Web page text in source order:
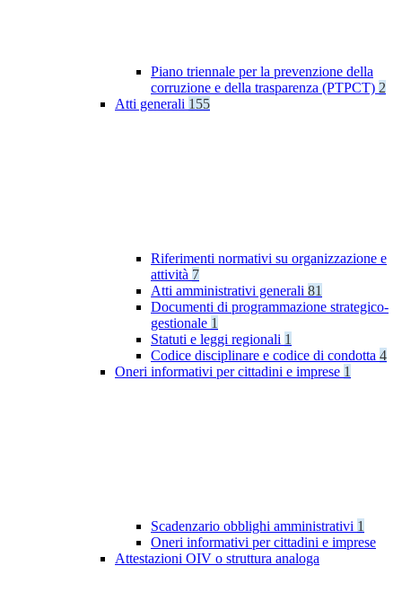
Piano triennale per la prevenzione della
corruzione e della trasparenza (PTPCT) 2
Atti generali 155
Riferimenti normativi su organizzazione e
attività 7
Atti amministrativi generali 81
Documenti di programmazione strategico-
gestionale 1
Statuti e leggi regionali 1
Codice disciplinare e codice di condotta 4
Oneri informativi per cittadini e imprese 1
Scadenzario obblighi amministrativi 1
Oneri informativi per cittadini e imprese
Attestazioni OIV o struttura analoga